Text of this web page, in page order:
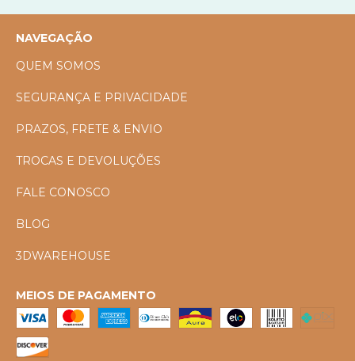
NAVEGAÇÃO
QUEM SOMOS
SEGURANÇA E PRIVACIDADE
PRAZOS, FRETE & ENVIO
TROCAS E DEVOLUÇÕES
FALE CONOSCO
BLOG
3DWAREHOUSE
MEIOS DE PAGAMENTO